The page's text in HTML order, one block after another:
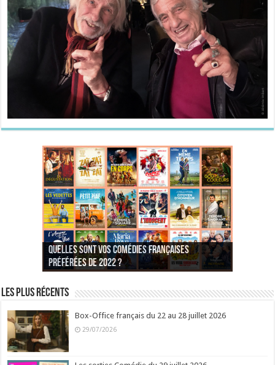
Quelles sont vos comédies françaises
préférées de 2022 ?
Quel est votre personnage préféré du Père
Noël est une ordure ?
Quelles sont vos comédies françaises
préférées de 2021 ?
Quel est votre « Gendarme » préféré ?
Quels sont vos 3 comédies de Jean-Marie Poiré
préférées ?
Quel est votre « Tati » préféré ?
Quel est votre « bronzé » préféré ?
Les plus récents
Box-Office français du 22 au 28 juillet 2026
29/07/2026